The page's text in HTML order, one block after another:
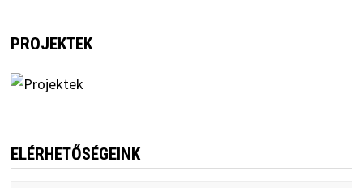
PROJEKTEK
ELÉRHETŐSÉGEINK